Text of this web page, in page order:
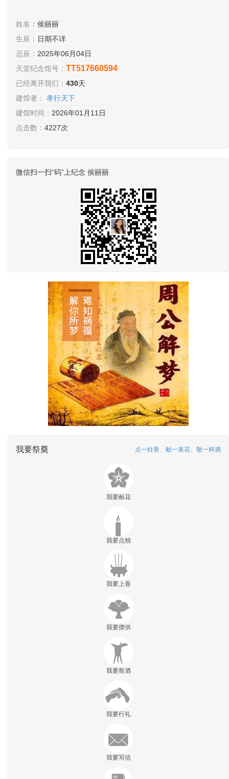
姓名： 侯丽丽
生辰： 日期不详
忌辰： 2025年06月04日
天堂纪念馆号： TT517660594
已经离开我们： 430天
建馆者：
孝行天下
建馆时间： 2026年01月11日
点击数： 4227次
微信扫一扫“码”上纪念 侯丽丽
我要祭奠 点一柱香、献一束花、敬一杯酒
我要献花
我要点烛
我要上香
我要摆供
我要祭酒
我要行礼
我要写信